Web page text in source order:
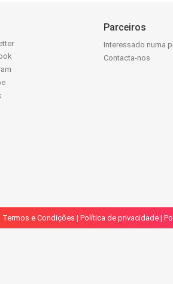
Parceiros
Interessado numa
Contacta-nos
Termos e Condições | Política de privacidade |